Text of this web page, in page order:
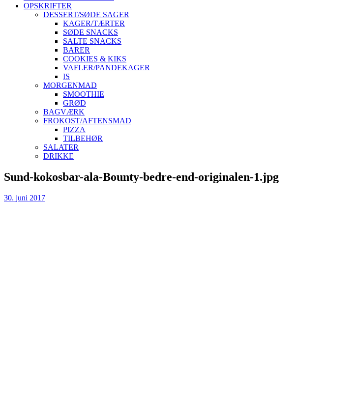
OPSKRIFTER
DESSERT/SØDE SAGER
KAGER/TÆRTER
SØDE SNACKS
SALTE SNACKS
BARER
COOKIES & KIKS
VAFLER/PANDEKAGER
IS
MORGENMAD
SMOOTHIE
GRØD
BAGVÆRK
FROKOST/AFTENSMAD
PIZZA
TILBEHØR
SALATER
DRIKKE
Skip
to
Sund-kokosbar-ala-Bounty-bedre-end-originalen-1.jpg
30. juni 2017